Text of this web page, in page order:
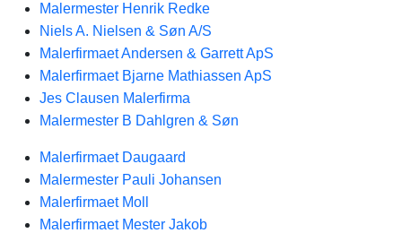
Malermester Henrik Redke
Niels A. Nielsen & Søn A/S
Malerfirmaet Andersen & Garrett ApS
Malerfirmaet Bjarne Mathiassen ApS
Jes Clausen Malerfirma
Malermester B Dahlgren & Søn
Malerfirmaet Daugaard
Malermester Pauli Johansen
Malerfirmaet Moll
Malerfirmaet Mester Jakob